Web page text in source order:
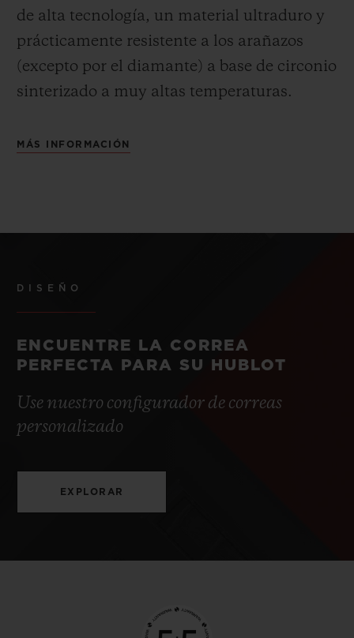
de alta tecnología, un material ultraduro y
prácticamente resistente a los arañazos
(excepto por el diamante) a base de circonio
sinterizado a muy altas temperaturas.
MÁS INFORMACIÓN
DISEÑO
ENCUENTRE LA CORREA
PERFECTA PARA SU HUBLOT
Use nuestro configurador de correas
personalizado
EXPLORAR